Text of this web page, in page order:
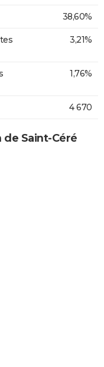
38,60%
3,21%
1,76%
4 670
Saint-Céré